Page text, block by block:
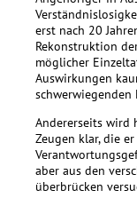
erst nach 20
Rekonstruktion
möglicher
Auswirkungen
schwerwiegenden
Andererseits wird
Zeugen klar, die
aber aus den
überbrücken